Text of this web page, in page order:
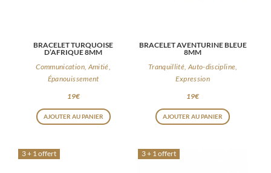
BRACELET TURQUOISE
D’AFRIQUE 8MM
Communication, Amitié,
Épanouissement
19€
AJOUTER AU PANIER
BRACELET AVENTURINE BLEUE
8MM
Tranquillité, Auto-discipline,
Expression
19€
AJOUTER AU PANIER
3 + 1 offert 3 + 1 offert